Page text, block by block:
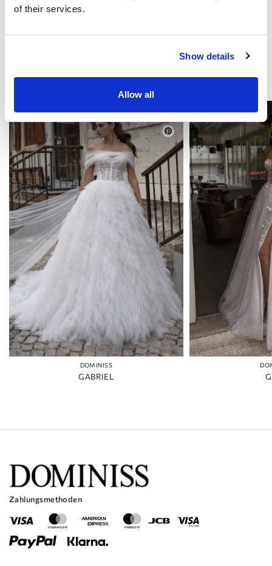
of their services.
Show details
Allow all
DAS KÖNNTE SIE INTERESSIEREN
DOMINISS
GABRIEL
Zahlungsmethoden